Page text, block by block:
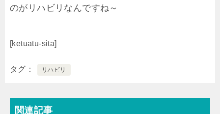
のがリハビリなんですね～
[ketuatu-sita]
タグ リハビリ
関連記事